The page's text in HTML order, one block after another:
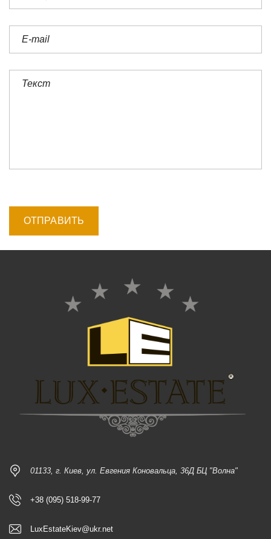
01133, г. Киев, ул. Евгения Коновальца, 36Д БЦ "Волна"
+38 (095) 518-99-77
LuxEstateKiev@ukr.net